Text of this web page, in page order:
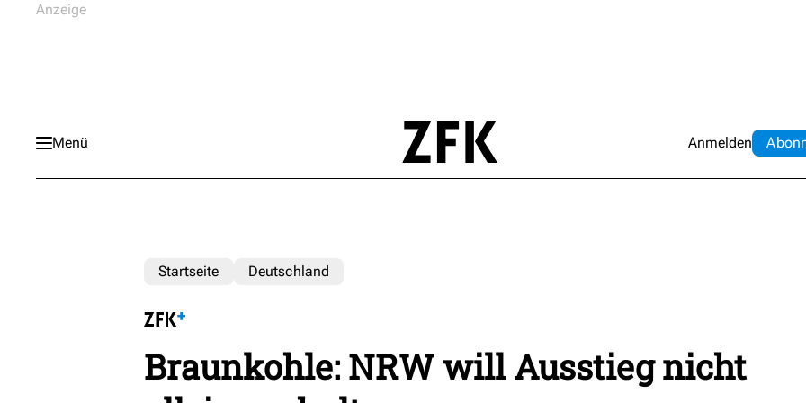
Menü Anmelden Abo
Startseite Deutschland
Braunkohle: NRW will Ausstieg nicht